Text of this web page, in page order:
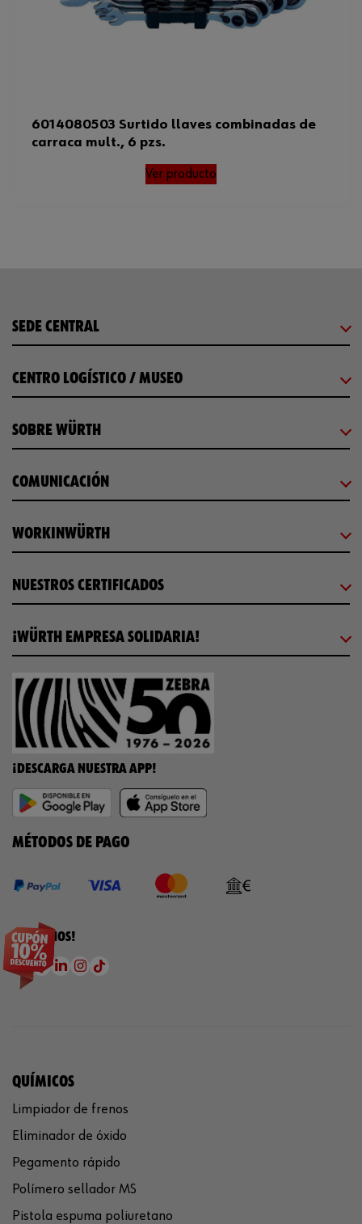
6014080503 Surtido llaves combinadas de
carraca mult., 6 pzs.
Ver producto
SEDE CENTRAL
CENTRO LOGÍSTICO / MUSEO
SOBRE WÜRTH
COMUNICACIÓN
WORKINWÜRTH
NUESTROS CERTIFICADOS
¡WÜRTH EMPRESA SOLIDARIA!
¡DESCARGA NUESTRA APP!
MÉTODOS DE PAGO
¡SÍGUENOS!
QUÍMICOS
Limpiador de frenos
Eliminador de óxido
Pegamento rápido
Polímero sellador MS
Pistola espuma poliuretano